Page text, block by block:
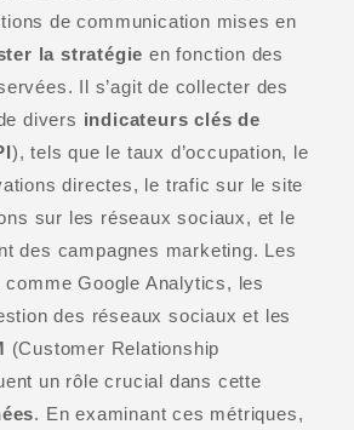
de communication mises en
la stratégie en fonction des
Il s’agit de collecter des
divers indicateurs clés de
), tels que le taux d’occupation, le
directes, le trafic sur le site
sur les réseaux sociaux, et le
des campagnes marketing. Les
comme Google Analytics, les
des réseaux sociaux et les
(Customer Relationship
un rôle crucial dans cette
. En examinant ces métriques,